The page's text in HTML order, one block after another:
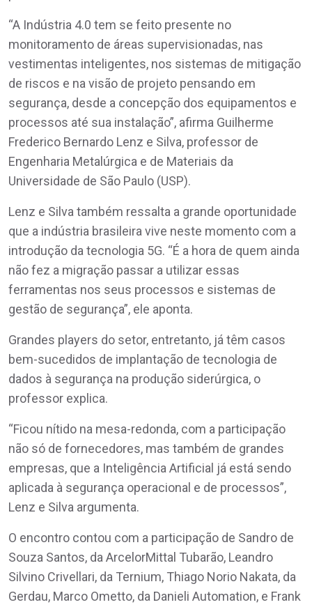
“A Indústria 4.0 tem se feito presente no
monitoramento de áreas supervisionadas, nas
vestimentas inteligentes, nos sistemas de mitigação
de riscos e na visão de projeto pensando em
segurança, desde a concepção dos equipamentos e
processos até sua instalação”, afirma Guilherme
Frederico Bernardo Lenz e Silva, professor de
Engenharia Metalúrgica e de Materiais da
Universidade de São Paulo (USP).
Lenz e Silva também ressalta a grande oportunidade
que a indústria brasileira vive neste momento com a
introdução da tecnologia 5G. “É a hora de quem ainda
não fez a migração passar a utilizar essas
ferramentas nos seus processos e sistemas de
gestão de segurança”, ele aponta.
Grandes players do setor, entretanto, já têm casos
bem-sucedidos de implantação de tecnologia de
dados à segurança na produção siderúrgica, o
professor explica.
“Ficou nítido na mesa-redonda, com a participação
não só de fornecedores, mas também de grandes
empresas, que a Inteligência Artificial já está sendo
aplicada à segurança operacional e de processos”,
Lenz e Silva argumenta.
O encontro contou com a participação de Sandro de
Souza Santos, da ArcelorMittal Tubarão, Leandro
Silvino Crivellari, da Ternium, Thiago Norio Nakata, da
Gerdau, Marco Ometto, da Danieli Automation, e Frank